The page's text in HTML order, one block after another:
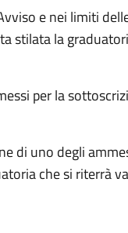
e nei limiti
stilata la
per la
di uno degli
che si riterrà